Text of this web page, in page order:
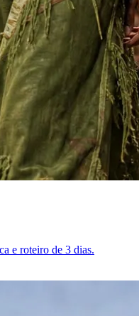
e roteiro de 3 dias.